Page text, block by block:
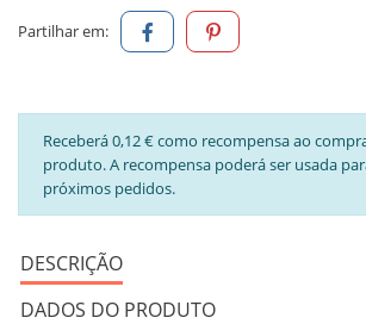
Partilhar em:
Receberá 0,12 € como recompensa ao
produto. A recompensa poderá ser usada
próximos pedidos.
DESCRIÇÃO
DADOS DO PRODUTO